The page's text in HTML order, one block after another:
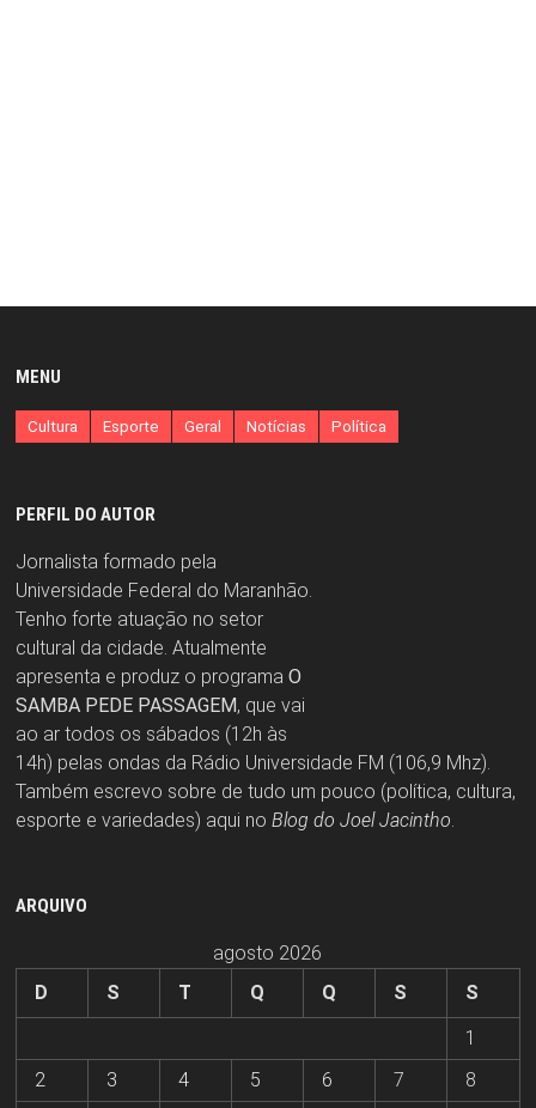
MENU
Cultura Esporte Geral Notícias Política
PERFIL DO AUTOR
Jornalista formado pela
Universidade Federal do Maranhão.
Tenho forte atuação no setor
cultural da cidade. Atualmente
apresenta e produz o programa O
SAMBA PEDE PASSAGEM, que vai
ao ar todos os sábados (12h às
14h) pelas ondas da Rádio Universidade FM (106,9 Mhz).
Também escrevo sobre de tudo um pouco (política, cultura,
esporte e variedades) aqui no Blog do Joel Jacintho.
ARQUIVO
agosto 2026
D
S T Q Q S
S
1
2
3 4 5 6 7 8